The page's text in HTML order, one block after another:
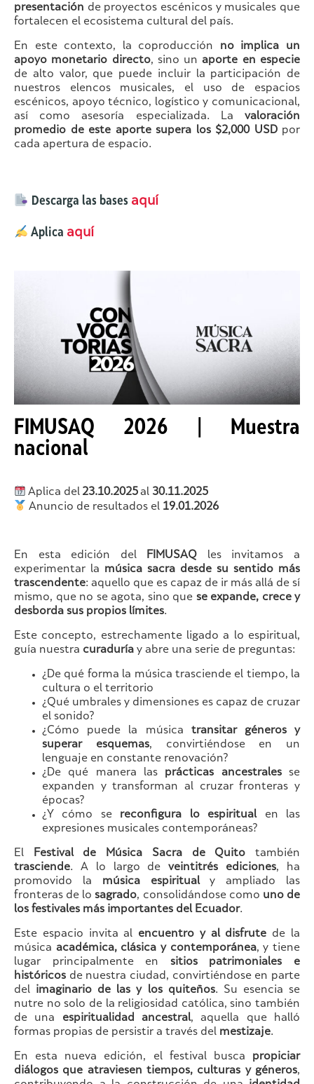
presentación de proyectos escénicos y musicales que
fortalecen el ecosistema cultural del país.
En este contexto, la coproducción no implica un
apoyo monetario directo, sino unaporte en especie
de alto valor, que puede incluir la participación de
nuestros elencos musicales, el uso de espacios
escénicos, apoyo técnico, logístico y comunicacional,
así como asesoría especializada. La valoración
promedio de este aporte supera los $2,000 USDpor
cada apertura de espacio.
Descarga las bases aquí
Aplica aquí
FIMUSAQ 2026 | Muestra
nacional
Aplica del 23.10.2025 al 30.11.2025
Anuncio de resultados el 19.01.2026
En esta edición del FIMUSAQ les invitamos a
experimentar la música sacra desde su sentido más
trascendente: aquello que es capaz de ir más allá de sí
mismo, que no se agota, sino que se expande, crece y
desborda sus propios límites.
Este concepto, estrechamente ligado a lo espiritual,
guía nuestra curaduría y abre una serie de preguntas:
¿De qué forma la música trasciende el tiempo, la
cultura o el territorio
¿Qué umbrales y dimensiones es capaz de cruzar
el sonido?
¿Cómo puede la música transitar géneros y
superar esquemas, convirtiéndose en un
lenguaje en constante renovación?
¿De qué manera las prácticas ancestralesse
expanden y transforman al cruzar fronteras y
épocas?
¿Y cómo se reconfigura lo espiritualen las
expresiones musicales contemporáneas?
El Festival de Música Sacra de Quito también
trasciende. A lo largo deveintitrés ediciones, ha
promovido la música espiritualy ampliado las
fronteras de losagrado, consolidándose como uno de
los festivales más importantes del Ecuador.
Este espacio invita al encuentro y al disfrute de la
música académica, clásica y contemporánea, y tiene
lugar principalmente en sitios patrimoniales e
históricos de nuestra ciudad, convirtiéndose en parte
del imaginario de las y los quiteños. Su esencia se
nutre no solo de la religiosidad católica, sino también
de una espiritualidad ancestral, aquella que halló
formas propias de persistir a través del mestizaje.
En esta nueva edición, el festival busca propiciar
diálogos que atraviesen tiempos, culturas y géneros,